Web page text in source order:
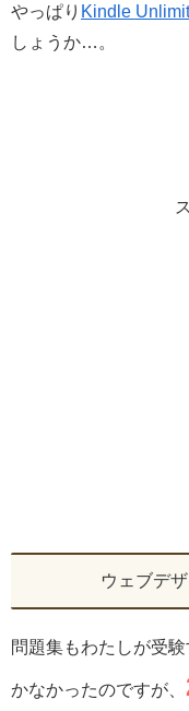
やっぱり Kindle
しょうか…。
ウェブデ
問題集もわたしが受
かなかったのですが、